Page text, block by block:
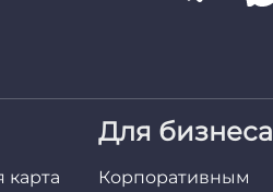
карта
Для бизнеса
Корпоративным